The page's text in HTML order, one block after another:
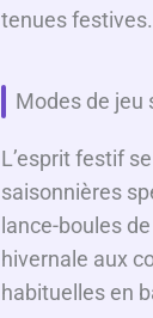
tenues festives.
Modes de jeu
L’esprit festif
saisonnières
lance-boules
hivernale aux
habituelles en